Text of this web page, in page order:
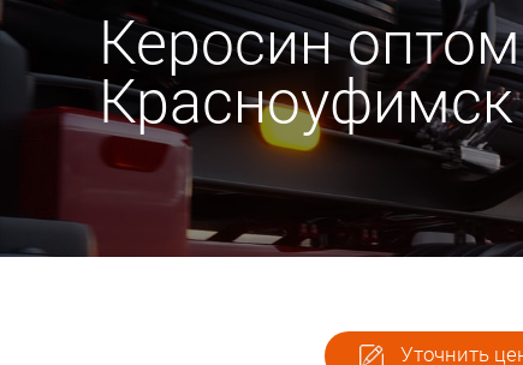
Керосин
Красноуфимск
Уточнить